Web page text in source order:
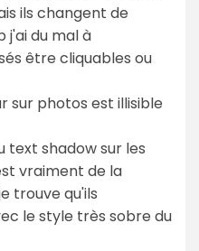
ils changent de
j'ai du mal à
être cliquables ou
sur photos est illisible
text shadow sur les
vraiment de la
trouve qu'ils
le style très sobre du